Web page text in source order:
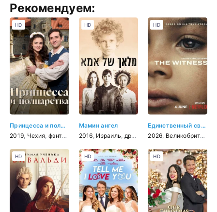
Рекомендуем:
Принцесса и полцарства
2019 Чехия фэнтези комедия,семейный
HD
Мамин ангел
2016 Израиль драма криминал
HD
Единственный свидетель
2026 Великобритания
HD
HD HD HD